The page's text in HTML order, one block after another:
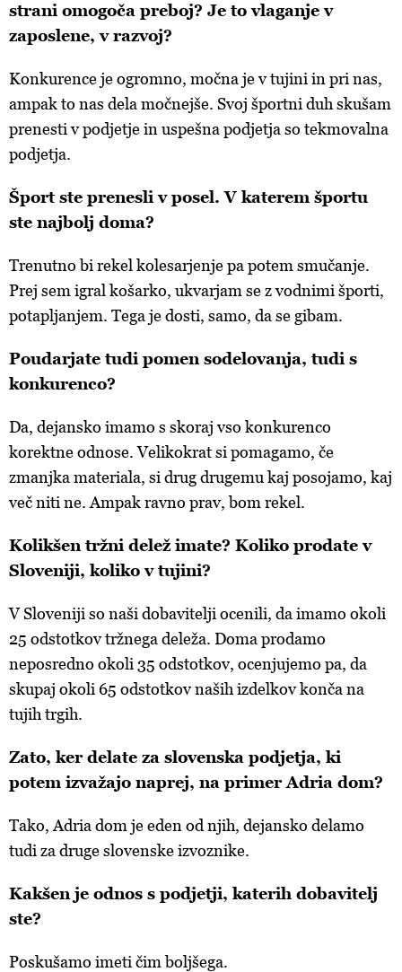
strani omogoča preboj? Je to vlaganje v
zaposlene, v razvoj?
Konkurence je ogromno, močna je v tujini in pri nas,
ampak to nas dela močnejše. Svoj športni duh skušam
prenesti v podjetje in uspešna podjetja so tekmovalna
podjetja.
Šport ste prenesli v posel. V katerem športu
ste najbolj doma?
Trenutno bi rekel kolesarjenje pa potem smučanje.
Prej sem igral košarko, ukvarjam se z vodnimi športi,
potapljanjem. Tega je dosti, samo, da se gibam.
Poudarjate tudi pomen sodelovanja, tudi s
konkurenco?
Da, dejansko imamo s skoraj vso konkurenco
korektne odnose. Velikokrat si pomagamo, če
zmanjka materiala, si drug drugemu kaj posojamo, kaj
več niti ne. Ampak ravno prav, bom rekel.
Kolikšen tržni delež imate? Koliko prodate v
Sloveniji, koliko v tujini?
V Sloveniji so naši dobavitelji ocenili, da imamo okoli
25 odstotkov tržnega deleža. Doma prodamo
neposredno okoli 35 odstotkov, ocenjujemo pa, da
skupaj okoli 65 odstotkov naših izdelkov konča na
tujih trgih.
Zato, ker delate za slovenska podjetja, ki
potem izvažajo naprej, na primer Adria dom?
Tako, Adria dom je eden od njih, dejansko delamo
tudi za druge slovenske izvoznike.
Kakšen je odnos s podjetji, katerih dobavitelj
ste?
Poskušamo imeti čim boljšega.